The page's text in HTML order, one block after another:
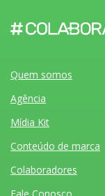
Quem somos
Agência
Mídia Kit
Conteúdo de marca
Colaboradores